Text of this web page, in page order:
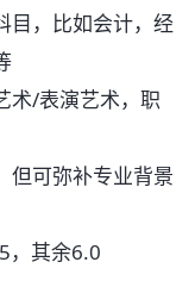
目，比如会计，经
术/表演艺术，职
但可弥补专业背景
，其余6.0